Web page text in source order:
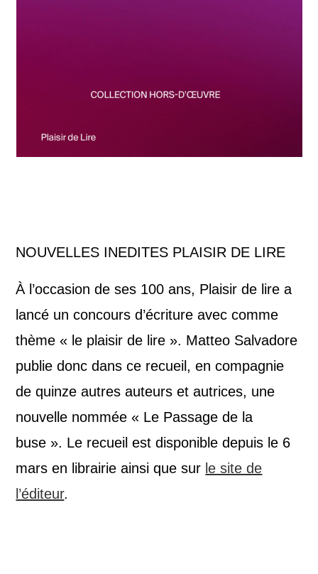
NOUVELLES INEDITES PLAISIR DE LIRE
À l’occasion de ses 100 ans, Plaisir de lire a
lancé un concours d’écriture avec comme
thème « le plaisir de lire ». Matteo Salvadore
publie donc dans ce recueil, en compagnie
de quinze autres auteurs et autrices, une
nouvelle nommée « Le Passage de la
buse ». Le recueil est disponible depuis le 6
mars en librairie ainsi que sur le site de
l’éditeur.